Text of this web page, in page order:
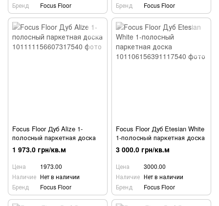
Бренд
Focus Floor
Бренд
Focus Floor
Focus Floor Дуб Alize 1-
полосный паркетная доска
1 973.0 грн/кв.м
Цена
1973.00
Наличие Нет в наличии
Бренд
Focus Floor
Focus Floor Дуб Etesian White
1-полосный паркетная доска
3 000.0 грн/кв.м
Цена
3000.00
Наличие Нет в наличии
Бренд
Focus Floor